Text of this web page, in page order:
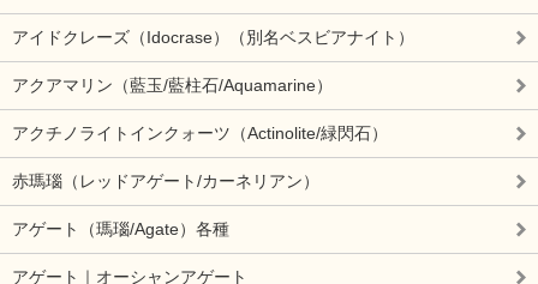
アイドクレーズ（Idocrase）（別名ベスビアナイト）
アクアマリン（藍玉/藍柱石/Aquamarine）
アクチノライトインクォーツ（Actinolite/緑閃石）
赤瑪瑙（レッドアゲート/カーネリアン）
アゲート（瑪瑙/Agate）各種
アゲート｜オーシャンアゲート